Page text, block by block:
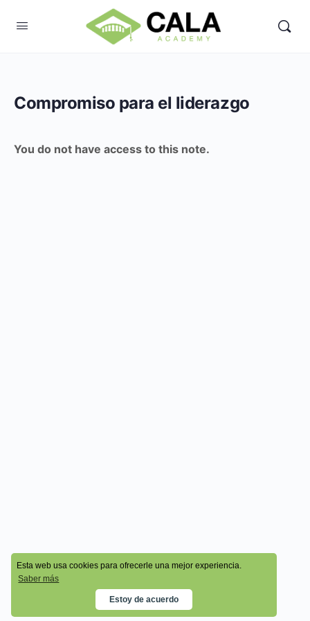
Esta web usa cookies para ofrecerle una mejor experiencia.
Saber más
Estoy de acuerdo
Compromiso para el liderazgo
You do not have access to this note.
© 2026 - Cala Academy